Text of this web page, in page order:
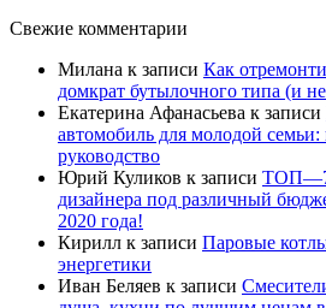
Свежие комментарии
Милана к записи Как
домкрат бутылочного типа (и
Екатерина Афанасьева к записи
автомобиль для молодой семьи:
руководство
Юрий Куликов к записи ТОП—7.
дизайнера под различный
2020 года!
Кирилл к записи Паровые
энергетики
Иван Беляев к записи